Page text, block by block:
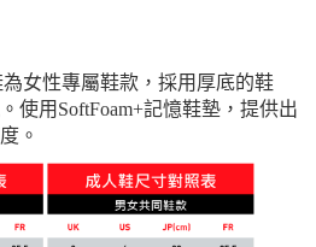
女性專屬鞋款，採用厚底的鞋
使用SoftFoam+記憶鞋墊，提供出
。